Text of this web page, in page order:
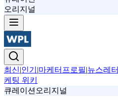
오리지널
최신|인기 |마케터프로필|뉴스레터
케팅 위키
큐레이션 오리지널